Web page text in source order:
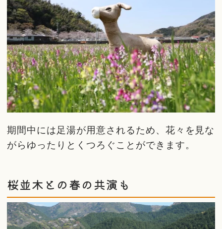
期間中には足湯が用意されるため、花々を見な
がらゆったりとくつろぐことができます。
桜並木との春の共演も